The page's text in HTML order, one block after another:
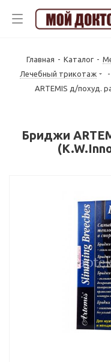
Главная - Каталог -
Лечебный трикотаж
-
ARTEMIS д/похуд.
Бриджи